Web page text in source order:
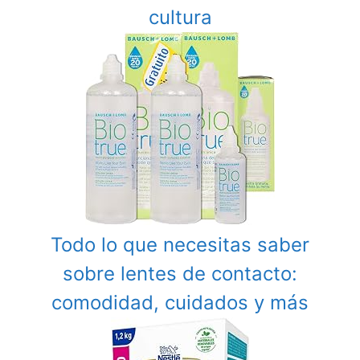
cultura
Todo lo que necesitas saber
sobre lentes de contacto:
comodidad, cuidados y más